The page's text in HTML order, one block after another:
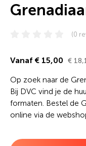
(0
Vanaf € 15,00 €
Op zoek naar de
Bij DVC vind je de
formaten. Bestel de
online via de